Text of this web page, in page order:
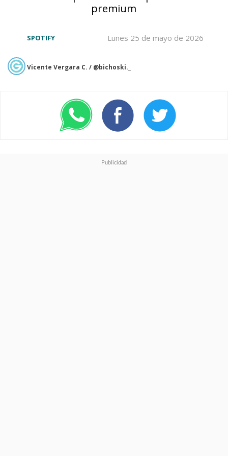
unirse a una sesión creada
premium
Lunes 25 de mayo de 2026
SPOTIFY
Vicente Vergara C. / @bichoski._